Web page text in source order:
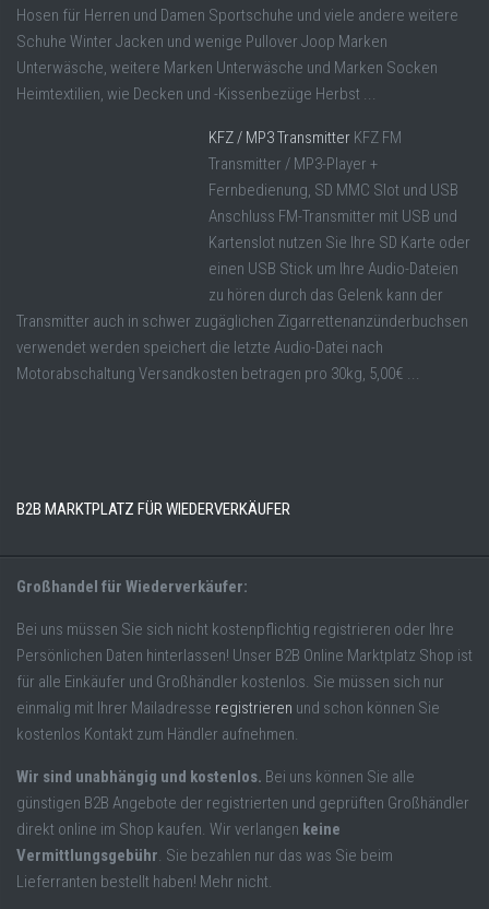
Hosen für Herren und Damen Sportschuhe und viele andere weitere
Schuhe Winter Jacken und wenige Pullover Joop Marken
Unterwäsche, weitere Marken Unterwäsche und Marken Socken
Heimtextilien, wie Decken und -Kissenbezüge Herbst ...
KFZ / MP3 Transmitter KFZ FM
Transmitter / MP3-Player +
Fernbedienung, SD MMC Slot und USB
Anschluss FM-Transmitter mit USB und
Kartenslot nutzen Sie Ihre SD Karte oder
einen USB Stick um Ihre Audio-Dateien
zu hören durch das Gelenk kann der
Transmitter auch in schwer zugäglichen Zigarrettenanzünderbuchsen
verwendet werden speichert die letzte Audio-Datei nach
Motorabschaltung Versandkosten betragen pro 30kg, 5,00€ ...
B2B MARKTPLATZ FÜR WIEDERVERKÄUFER
Großhandel für Wiederverkäufer:
Bei uns müssen Sie sich nicht kostenpflichtig registrieren oder Ihre
Persönlichen Daten hinterlassen! Unser B2B Online Marktplatz Shop ist
für alle Einkäufer und Großhändler kostenlos. Sie müssen sich nur
einmalig mit Ihrer Mailadresse registrieren und schon können Sie
kostenlos Kontakt zum Händler aufnehmen.
Wir sind unabhängig und kostenlos. Bei uns können Sie alle
günstigen B2B Angebote der registrierten und geprüften Großhändler
direkt online im Shop kaufen. Wir verlangen keine
Vermittlungsgebühr. Sie bezahlen nur das was Sie beim
Lieferranten bestellt haben! Mehr nicht.